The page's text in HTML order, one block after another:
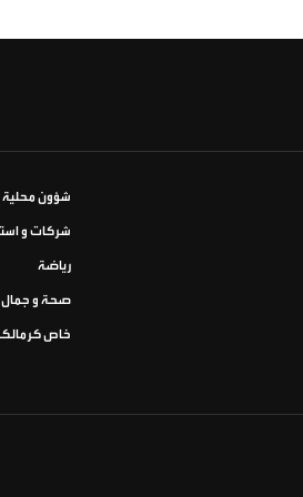
شؤون محلية
شركات و
رياضة
صحة و جمال
خاص